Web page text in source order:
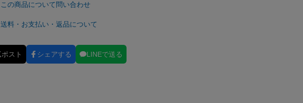
この商品について問い合わせ
送料・お支払い・返品について
ポスト シェアする LINEで送る